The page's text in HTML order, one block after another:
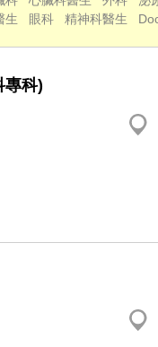
生 眼科 精神科醫生
專科)